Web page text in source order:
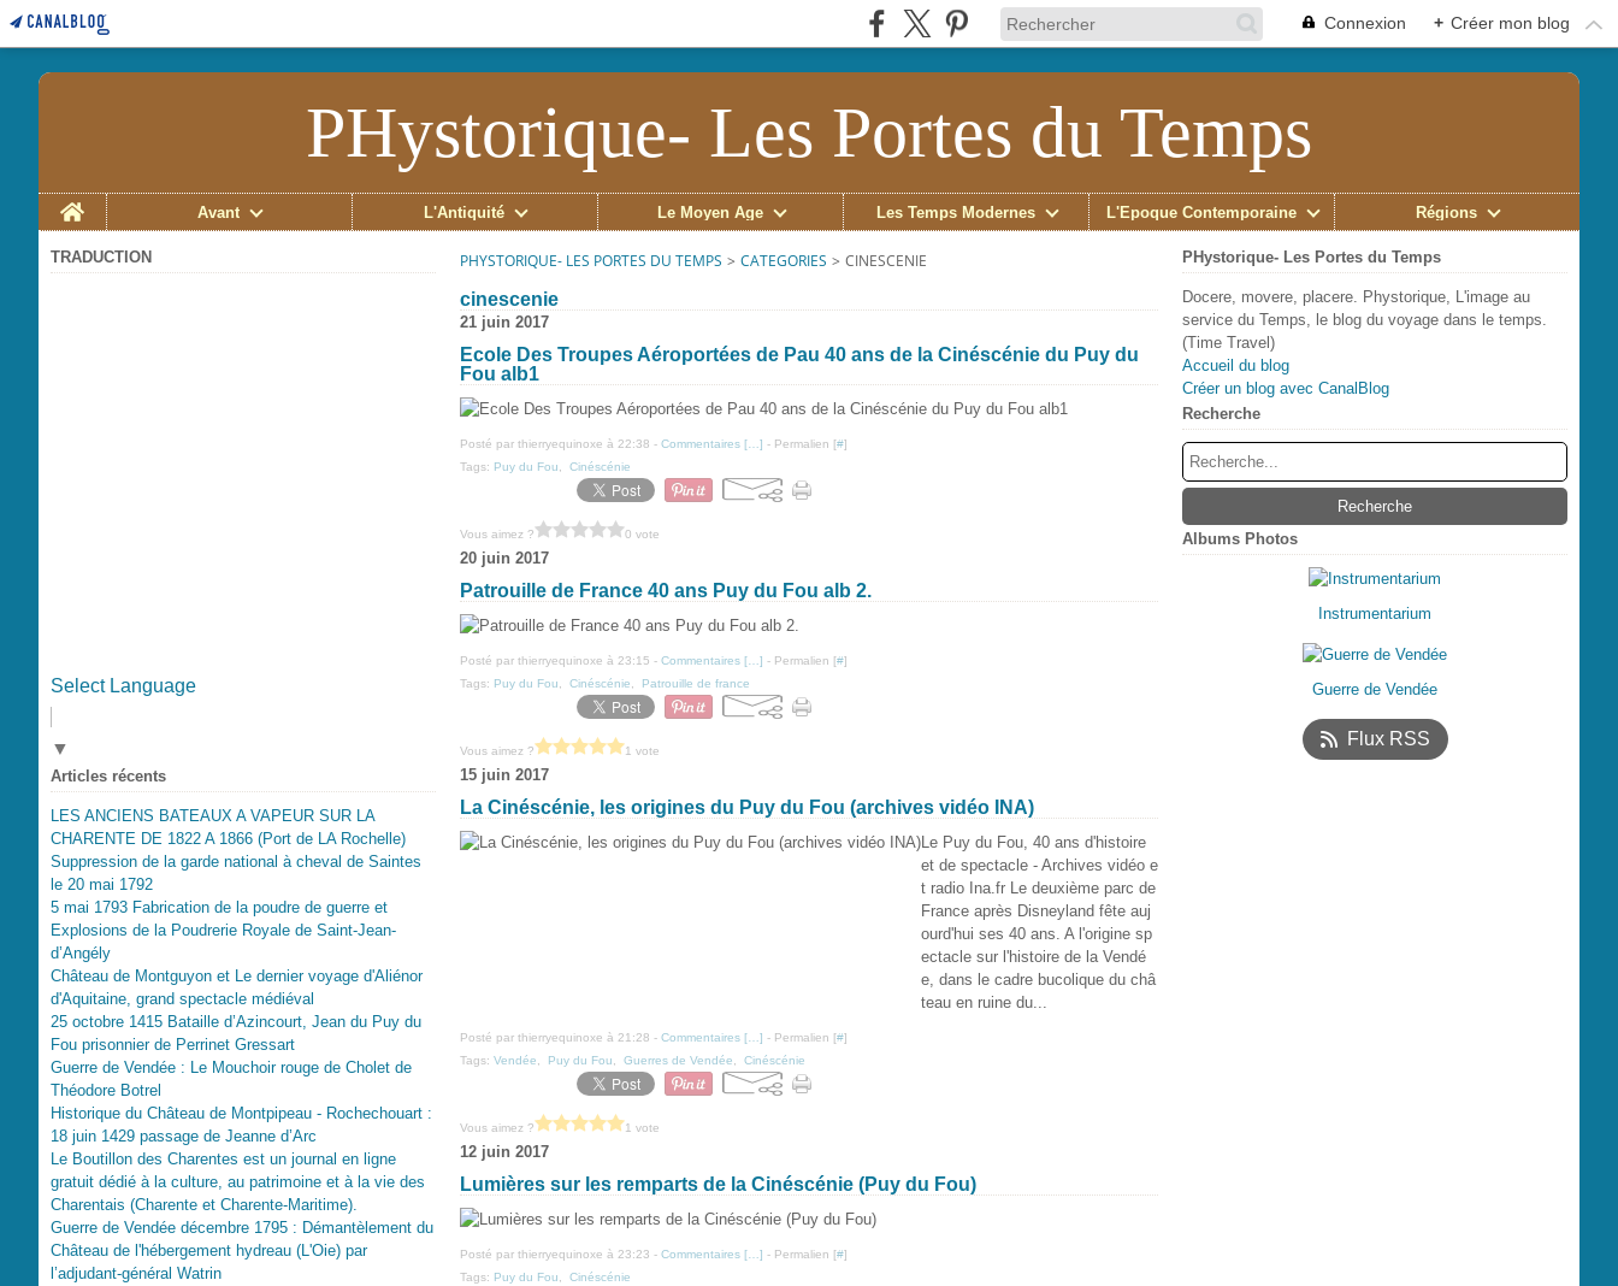
Connexion + Créer mon blog
PHystorique- Les Portes du Temps
Home
Avant L'Antiquité Le Moyen Âge Les Temps Modernes L'Époque Contemporaine Régions
TRADUCTION
Select Language
▼
Articles récents
LES ANCIENS BATEAUX A VAPEUR SUR LA
CHARENTE DE 1822 A 1866 (Port de LA Rochelle)
Suppression de la garde national à cheval de Saintes
le 20 mai 1792
5 mai 1793 Fabrication de la poudre de guerre et
Explosions de la Poudrerie Royale de Saint-Jean-
d’Angély
Château de Montguyon et Le dernier voyage d'Aliénor
d'Aquitaine, grand spectacle médiéval
25 octobre 1415 Bataille d’Azincourt, Jean du Puy du
Fou prisonnier de Perrinet Gressart
Guerre de Vendée : Le Mouchoir rouge de Cholet de
Théodore Botrel
Historique du Château de Montpipeau - Rochechouart :
18 juin 1429 passage de Jeanne d’Arc
Le Boutillon des Charentes est un journal en ligne
gratuit dédié à la culture, au patrimoine et à la vie des
Charentais (Charente et Charente-Maritime).
Guerre de Vendée décembre 1795 : Démantèlement du
Château de l'hébergement hydreau (L'Oie) par
l’adjudant-général Watrin
PHYSTORIQUE- LES PORTES DU TEMPS > CATEGORIES > CINESCENIE
cinescenie
21 juin 2017
Ecole Des Troupes Aéroportées de Pau 40 ans de la Cinéscénie du Puy du
Fou alb1
Posté par thierryequinoxe à 22:38 - Commentaires [ ] - Permalien [#]
Tags: Puy du Fou Cinéscénie
Vous aimez ? 0 vote
20 juin 2017
Patrouille de France 40 ans Puy du Fou alb 2.
Posté par thierryequinoxe à 23:15 - Commentaires [ ] - Permalien [#]
Tags: Puy du Fou Cinéscénie Patrouille de france
Vous aimez ? 1 vote
15 juin 2017
La Cinéscénie, les origines du Puy du Fou (archives vidéo INA)
Le Puy du Fou, 40 ans d'histoire
et de spectacle - Archives vidéo e
t radio Ina.fr Le deuxième parc de
France après Disneyland fête auj
ourd'hui ses 40 ans. A l'origine sp
ectacle sur l'histoire de la Vendé
e, dans le cadre bucolique du châ
teau en ruine du...
Posté par thierryequinoxe à 21:28 - Commentaires [ ] - Permalien [#]
Tags: Vendée Puy du Fou Guerres de Vendée Cinéscénie
Vous aimez ? 1 vote
12 juin 2017
Lumières sur les remparts de la Cinéscénie (Puy du Fou)
Posté par thierryequinoxe à 23:23 - Commentaires [ ] - Permalien [#]
Tags: Puy du Fou Cinéscénie
PHystorique- Les Portes du Temps
Docere, movere, placere. Phystorique, L'image au
service du Temps, le blog du voyage dans le temps.
(Time Travel)
Accueil du blog
Créer un blog avec CanalBlog
Recherche
Albums Photos
Instrumentarium
Guerre de Vendée
Flux RSS